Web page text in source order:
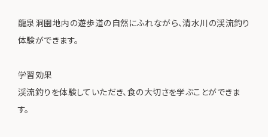
龍泉洞園地内の遊歩道の自然にふれながら、清水川の渓流釣り
体験ができます。
学習効果
渓流釣りを体験していただき、食の大切さを学ぶことができま
す。